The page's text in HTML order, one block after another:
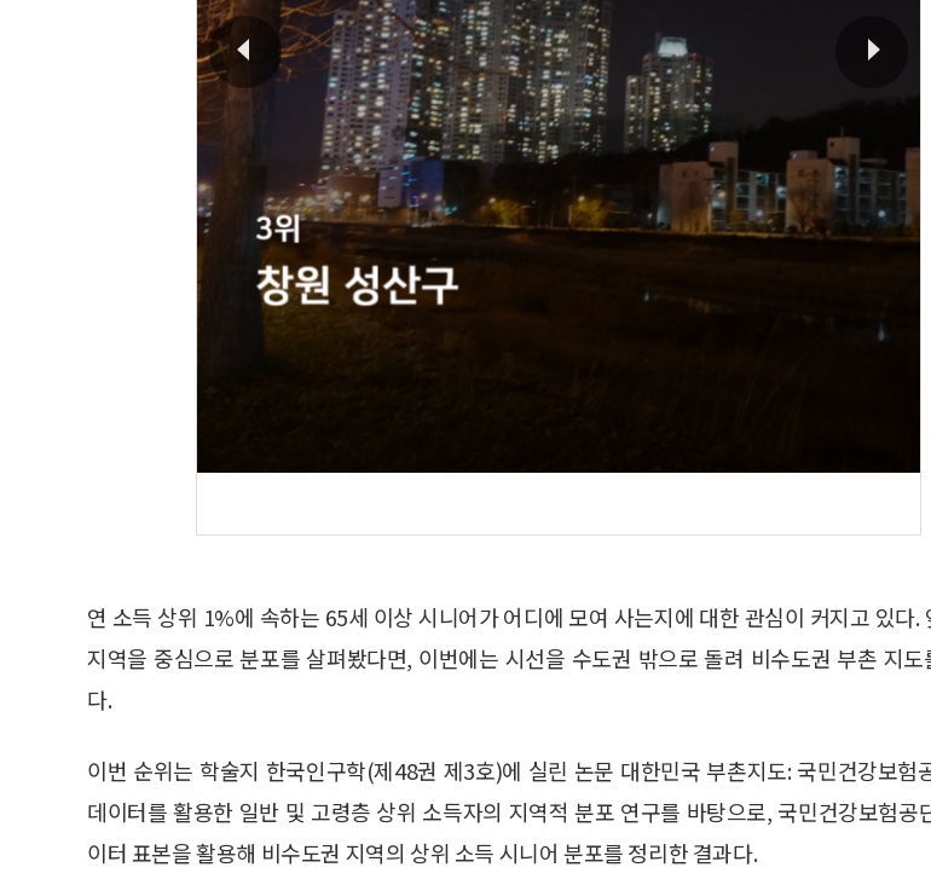
연 소득 상위 1%에 속하는 65세 이상 시니어가 어디에 모여 사는지에 대한 관심이 커지고 있다.
지역을 중심으로 분포를 살펴봤다면, 이번에는 시선을 수도권 밖으로 돌려 비수도권 부촌 지도
다.
이번 순위는 학술지 한국인구학(제48권 제3호)에 실린 논문 대한민국 부촌지도: 국민건강보험
데이터를 활용한 일반 및 고령층 상위 소득자의 지역적 분포 연구를 바탕으로, 국민건강보험공
이터 표본을 활용해 비수도권 지역의 상위 소득 시니어 분포를 정리한 결과다.